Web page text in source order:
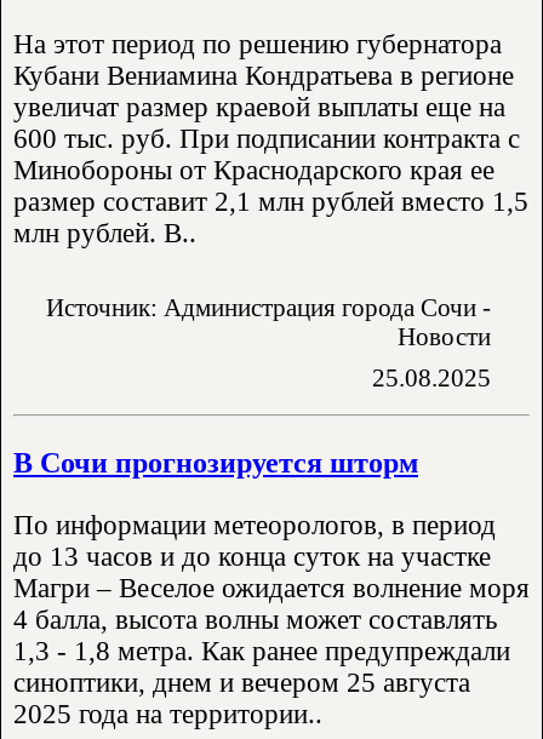
На этот период по решению губернатора
Кубани Вениамина Кондратьева в регионе
увеличат размер краевой выплаты еще на
600 тыс. руб. При подписании контракта с
Минобороны от Краснодарского края ее
размер составит 2,1 млн рублей вместо 1,5
млн рублей. В..
Источник: Администрация города Сочи -
Новости
25.08.2025
В Сочи прогнозируется шторм
По информации метеорологов, в период
до 13 часов и до конца суток на участке
Магри – Веселое ожидается волнение моря
4 балла, высота волны может составлять
1,3 - 1,8 метра. Как ранее предупреждали
синоптики, днем и вечером 25 августа
2025 года на территории..